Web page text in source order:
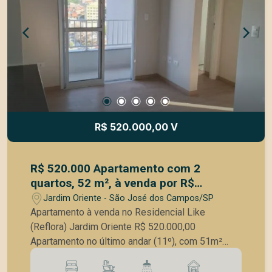
- Portaria com guarita e eclusa de segurança -
Vagas para visitantes - Ventilação natural nos
ambientes - Infraestrutura para ar-condicionado -
Tomadas USB nos quartos - Espaço fitness -
Área gourmet com parrilla e churrasqueira
Localização Estratégica Facilidades próximas: -
Supermercado Shibata - Shopping Jardim Oriente
- Colégio Anchieta Ideal para quem busca
praticidade, segurança e conforto em uma das
regiões com maior valorização de São José dos
R$ 520.000,00 V
R$ 520.000 Apartamento com 2
quartos, 52 m², à venda por R$
520.000- Jardim Oriente - São José
dos Campos/SP
Jardim Oriente - São José dos Campos/SP
Apartamento à venda no Residencial Like
(Reflora) Jardim Oriente R$ 520.000,00
Apartamento no último andar (11º), com 51m²
bem distribuídos: 2 dormitórios, sendo 1 suíte